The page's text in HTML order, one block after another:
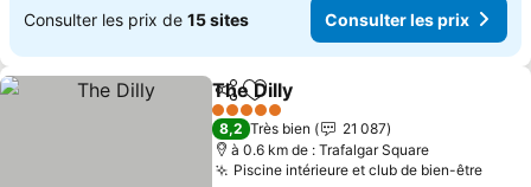
Consulter les prix de 15 sites Consulter les prix
PartagerAjouter à mes favoris
The Dilly
5 Étoiles
8,2 Très bien
21 087
à 0.6 km de : Trafalgar Square
Piscine intérieure et club de bien-être